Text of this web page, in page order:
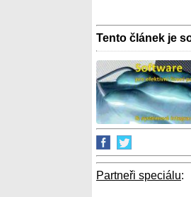
Tento článek je
Partneři speciálu: